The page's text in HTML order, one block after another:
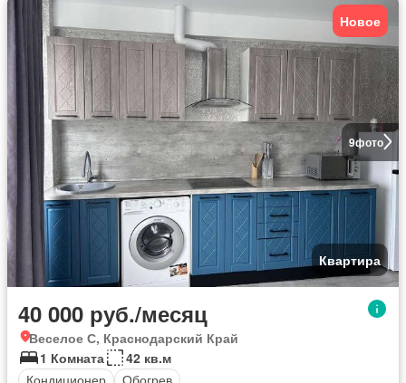
9фото
Новое
Квартира
40 000 руб./месяц
Веселое С, Краснодарский Край
1 Комната
42 кв.м
Кондиционер
Обогрев